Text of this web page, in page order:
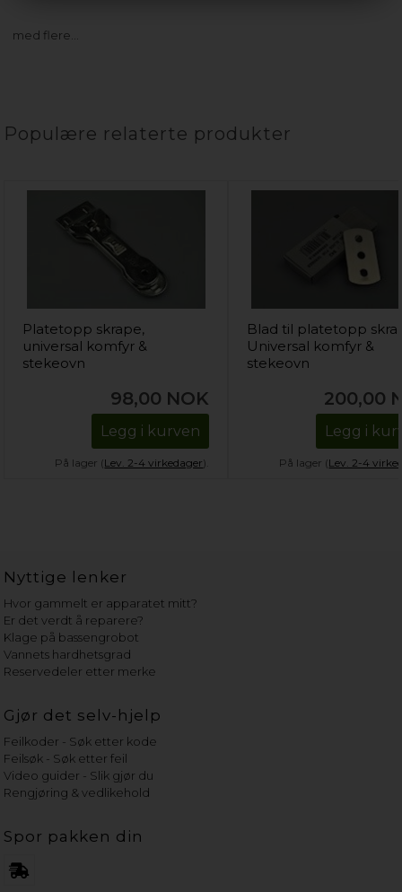
med flere…
Populære relaterte produkter
Platetopp skrape,
universal komfyr &
stekeovn
98,00 NOK
Legg i kurven
På lager (Lev. 2-4 virkedager).
Blad til platetopp
Universal komfyr &
stekeovn
200,00
Legg i
På lager (Lev. 2-4
Nyttige lenker
Hvor gammelt er apparatet mitt?
Er det verdt å reparere?
Klage på bassengrobot
Vannets hardhetsgrad
Reservedeler etter merke
Gjør det selv-hjelp
Feilkoder - Søk etter kode
Feilsøk - Søk etter feil
Video guider - Slik gjør du
Rengjøring & vedlikehold
Spor pakken din